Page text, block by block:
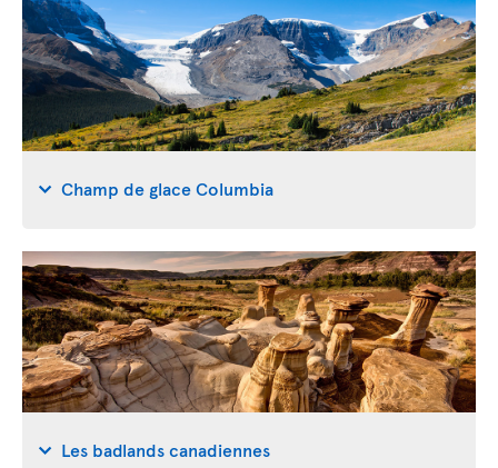
Champ de glace Columbia
Les badlands canadiennes